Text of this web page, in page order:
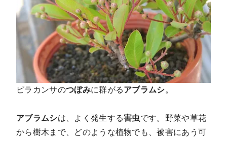
ピラカンサのつぼみに群がるアブラムシ。
アブラムシは、よく発生する害虫です。野菜や草花
から樹木まで、どのような植物でも、被害にあう可